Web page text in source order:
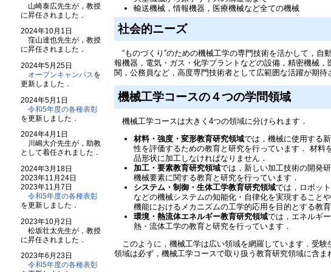
山崎泰広先生が，教授
に昇任されました．
2024年10月1日
窪山達也先生が，教授
に昇任されました．
2024年5月25日
オープンキャンパス を
更新しました．
2024年5月1日
令和5年度の各種表彰
を更新しました．
2024年4月1日
川嶋大介先生が，助教
として着任されました．
2024年3月18日
2023年11月24日
2023年11月7日
令和5年度の各種表彰
を更新しました．
2023年10月2日
松坂壮太先生が，教授
に昇任されました．
2023年6月23日
令和5年度の各種表彰
輸送機械，情報機器，医療機械など全ての機械
社会的ニーズ
“ものづくり”のための機械工学の専門技術を活かして，自
報機器，電気・ガス・化学プラントなどの設備，精密機械
関，公務員など，高度専門技術者として広範囲な活躍が期待
機械工学コースの４つの学問領域
機械工学コースは大きく4つの領域に分けられます．
材料・強度・変形教育研究領域では，機械に使用する
性を評価するための教育と研究を行っています． 材料
品形状に加工しなければなりません．
加工・要素教育研究領域では，新しい加工技術の開発
機械要素に関する教育と研究を行っています．
システム・制御・生体工学教育研究領域では，ロボッ
などの機械システムの知能化・自律化を実現すること
機能におけるメカニズムの工学的応用を目的とする教
環境・熱流体エネルギー教育研究領域では，エネルギ
熱・流体工学の教育と研究を行っています．
このように，機械工学は広い領域を網羅しています．受験
領域は必ず，機械工学コースで取り扱う教育研究領域に含ま